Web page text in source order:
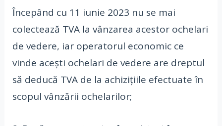
Începând cu 11 iunie 2023 nu se mai
colectează TVA la vânzarea acestor ochelari
de vedere, iar operatorul economic ce
vinde acești ochelari de vedere are dreptul
să deducă TVA de la achizițiile efectuate în
scopul vânzării ochelarilor;